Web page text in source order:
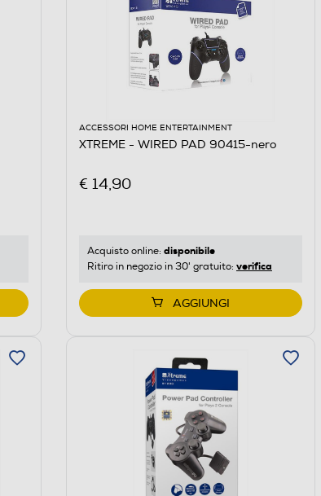
ACCESSORI HOME ENTERTAINMENT
XTREME - WIRED PAD 90415-nero
€ 14,90
Acquisto online: disponibile
Ritiro in negozio in 30' gratuito: verifica
AGGIUNGI